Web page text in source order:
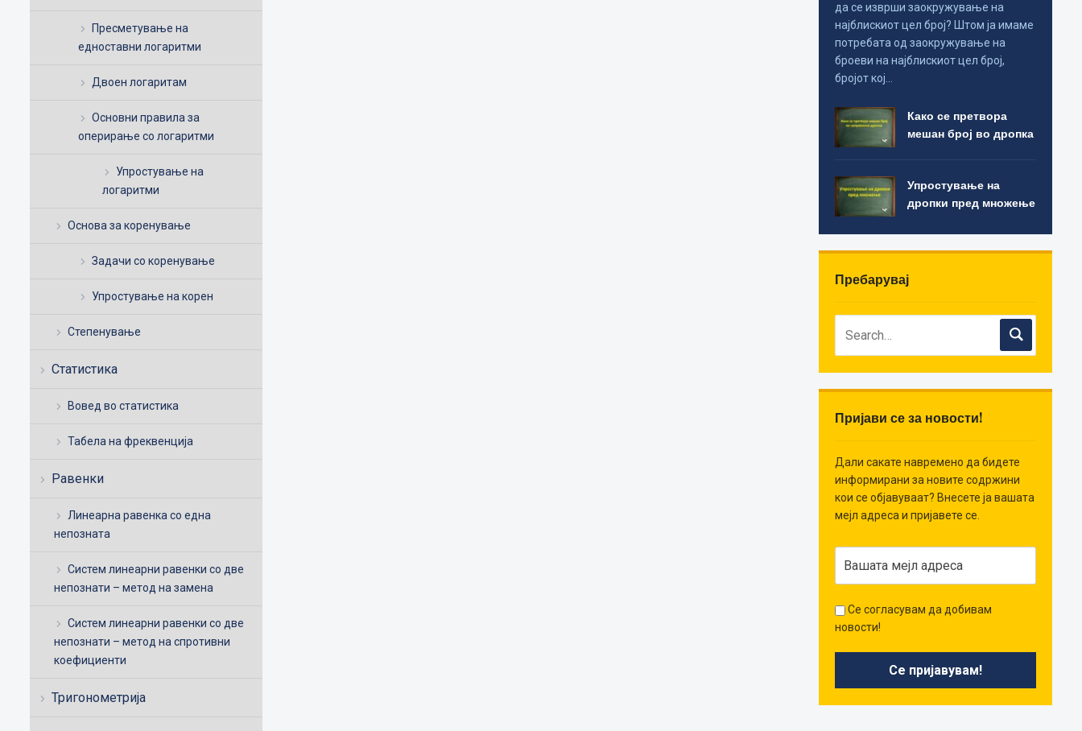
Пресметување на
едноставни логаритми
Двоен логаритам
Основни правила за
оперирање со логаритми
Упростување на
логаритми
Основа за коренување
Задачи со коренување
Упростување на корен
Степенување
Статистика
Вовед во статистика
Табела на фреквенција
Равенки
Линеарна равенка со една
непозната
Систем линеарни равенки со две
непознати – метод на замена
Систем линеарни равенки со две
непознати – метод на спротивни
коефициенти
Тригонометрија
да се изврши заокружување на
најблискиот цел број? Штом ја имаме
потребата од заокружување на
броеви на најблискиот цел број,
бројот кој…
Како се претвора
мешан број во дропка
Упростување на
дропки пред множење
Пребарувај
Пријави се за новости!
Дали сакате навремено да бидете
информирани за новите содржини
кои се објавуваат? Внесете ја вашата
мејл адреса и пријавете се.
Се согласувам да добивам
новости!